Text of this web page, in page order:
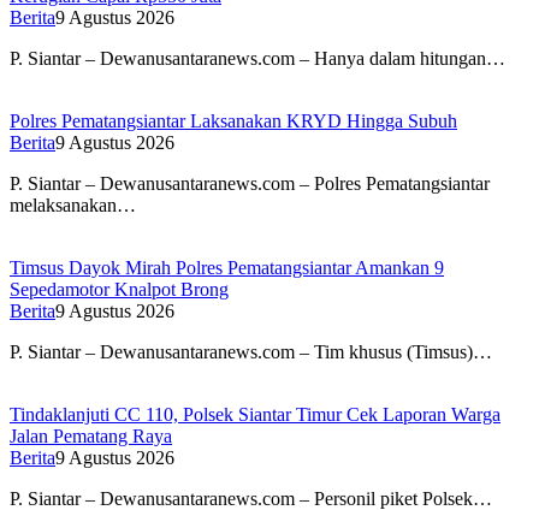
Berita9 Agustus 2026
P. Siantar – Dewanusantaranews.com – Hanya dalam hitungan…
Polres Pematangsiantar Laksanakan KRYD Hingga Subuh
Berita9 Agustus 2026
P. Siantar – Dewanusantaranews.com – Polres Pematangsiantar
melaksanakan…
Timsus Dayok Mirah Polres Pematangsiantar Amankan 9
Sepedamotor Knalpot Brong
Berita9 Agustus 2026
P. Siantar – Dewanusantaranews.com – Tim khusus (Timsus)…
Tindaklanjuti CC 110, Polsek Siantar Timur Cek Laporan Warga
Jalan Pematang Raya
Berita9 Agustus 2026
P. Siantar – Dewanusantaranews.com – Personil piket Polsek…